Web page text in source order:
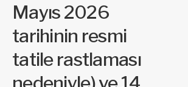
Mayıs 2026
tarihinin resmi
tatile rastlaması
nedeniyle) ve 14